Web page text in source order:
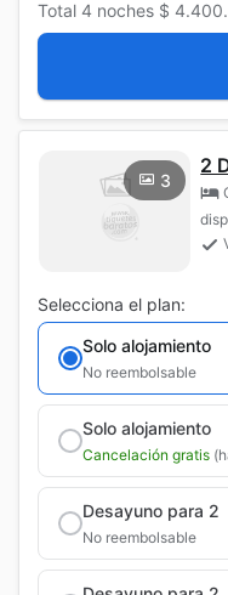
Total 4 noches $
3
2
Selecciona el plan:
Solo alojamiento
No reembolsable
Solo alojamiento
Cancelación gratis
Desayuno para 2
No reembolsable